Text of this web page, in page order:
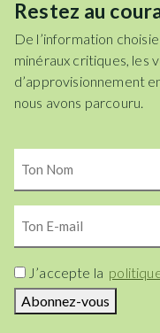
Restez au
De l’information
minéraux critiques, les
d’approvisionnement
nous avons parcouru.
Nom
E-
Consent
J’accepte la
Abonnez-vous